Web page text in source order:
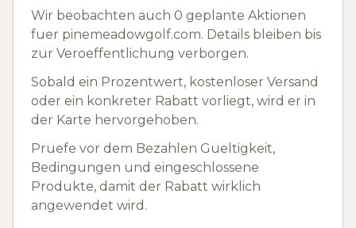
Wir beobachten auch 0 geplante Aktionen
fuer pinemeadowgolf.com. Details bleiben bis
zur Veroeffentlichung verborgen.
Sobald ein Prozentwert, kostenloser Versand
oder ein konkreter Rabatt vorliegt, wird er in
der Karte hervorgehoben.
Pruefe vor dem Bezahlen Gueltigkeit,
Bedingungen und eingeschlossene
Produkte, damit der Rabatt wirklich
angewendet wird.